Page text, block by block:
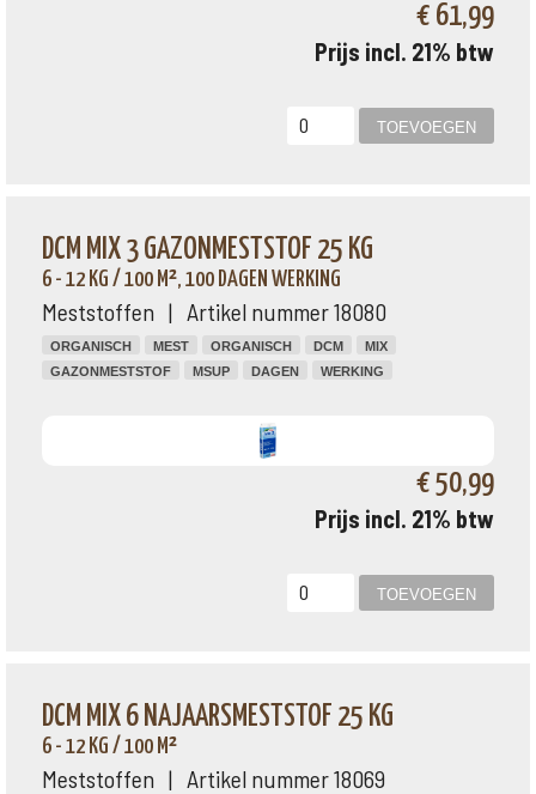
€ 61,99
Prijs incl. 21% btw
DCM MIX 3 GAZONMESTSTOF 25 KG
6 - 12 KG / 100 M², 100 DAGEN WERKING
Meststoffen | Artikel nummer 18080
ORGANISCH MEST ORGANISCH DCM
MIX
GAZONMESTSTOF
MSUP DAGEN WERKING
€ 50,99
Prijs incl. 21% btw
DCM MIX 6 NAJAARSMESTSTOF 25 KG
6 - 12 KG / 100 M²
Meststoffen | Artikel nummer 18069